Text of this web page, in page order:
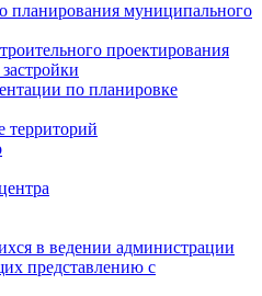
планирования муниципального
проектирования
по планировке
территорий
в ведении администрации
представлению с